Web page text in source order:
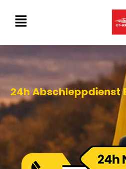
24h Abschleppdienst